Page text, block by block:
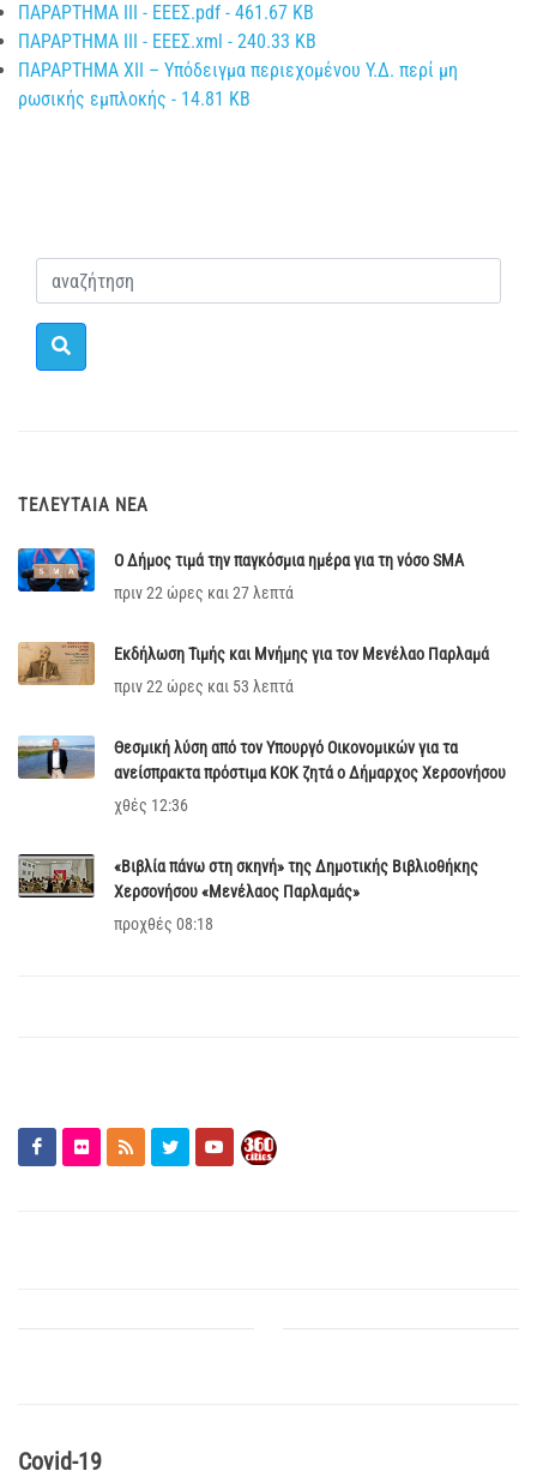
ΠΑΡΑΡΤΗΜΑ ΙΙΙ - ΕΕΕΣ.pdf - 461.67 KB
ΠΑΡΑΡΤΗΜΑ ΙΙΙ - ΕΕΕΣ.xml - 240.33 KB
ΠΑΡΑΡΤΗΜΑ XΙΙ – Υπόδειγμα περιεχομένου Υ.Δ. περί μη
ρωσικής εμπλοκής - 14.81 KB
ΤΕΛΕΥΤΑΊΑ ΝΈΑ
Ο Δήμος τιμά την παγκόσμια ημέρα για τη νόσο SMA
πριν 22 ώρες και 27 λεπτά
Εκδήλωση Τιμής και Μνήμης για τον Μενέλαο Παρλαμά
πριν 22 ώρες και 53 λεπτά
Θεσμική λύση από τον Υπουργό Οικονομικών για τα
ανείσπρακτα πρόστιμα ΚΟΚ ζητά ο Δήμαρχος Χερσονήσου
χθές 12:36
«Βιβλία πάνω στη σκηνή» της Δημοτικής Βιβλιοθήκης
Χερσονήσου «Μενέλαος Παρλαμάς»
προχθές 08:18
Covid-19